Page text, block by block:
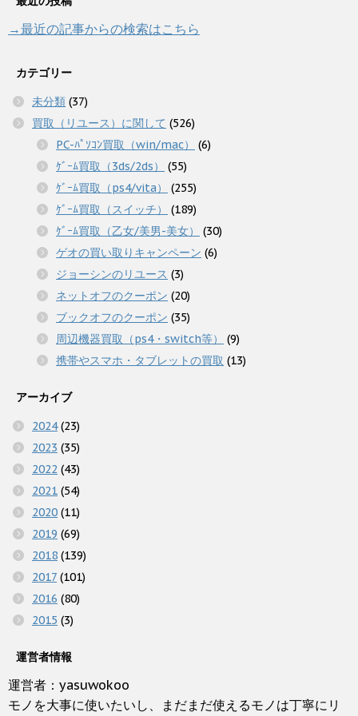
→最近の記事からの検索はこちら
カテゴリー
未分類 (37)
買取（リユース）に関して (526)
PC-ﾊﾟｿｺﾝ買取（win/mac）
(6)
ｹﾞｰﾑ買取（3ds/2ds）
(55)
ｹﾞｰﾑ買取（ps4/vita）
(255)
ｹﾞｰﾑ買取（スイッチ）
(189)
ｹﾞｰﾑ買取（乙女/美男-美女）
(30)
ゲオの買い取りキャンペーン (6)
ジョーシンのリユース (3)
ネットオフのクーポン (20)
ブックオフのクーポン (35)
周辺機器買取（ps4・switch等）
(9)
携帯やスマホ・タブレットの買取 (13)
アーカイブ
2024(23)
2023 (35)
2022 (43)
2021 (54)
2020 (11)
2019 (69)
2018 (139)
2017 (101)
2016 (80)
2015 (3)
運営者情報
運営者：yasuwokoo
モノを大事に使いたいし、まだまだ使えるモノは丁寧にリ